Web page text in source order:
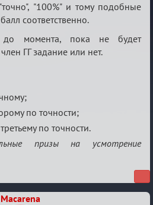
"100%" и тому подобные
соответственно.
до момента, пока не будет
ГГ задание или нет.
по точности;
по точности.
призы на усмотрение
Macarena